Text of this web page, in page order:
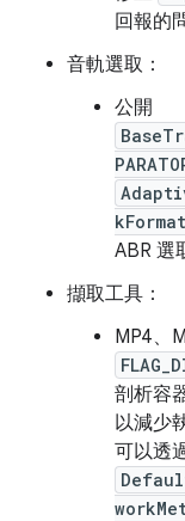
回報的
音軌選取：
公開
ABR 選
擷取工具：
MP4、
剖析容
以減少
可以透